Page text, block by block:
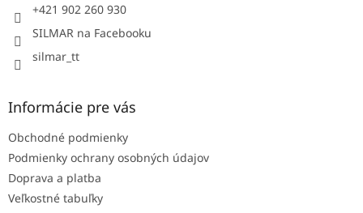
+421 902 260 930
SILMAR na Facebooku
silmar_tt
Informácie pre vás
Obchodné podmienky
Podmienky ochrany osobných údajov
Doprava a platba
Veľkostné tabuľky